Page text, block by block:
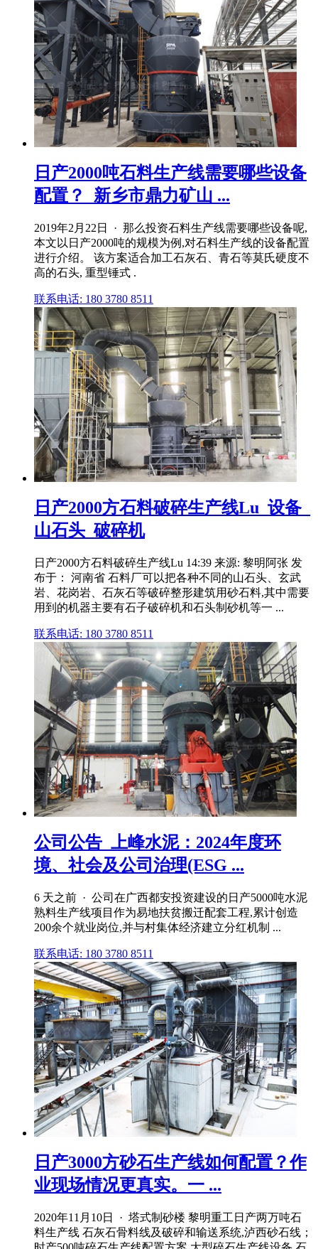
日产2000吨石料生产线需要哪些设备
配置？_新乡市鼎力矿山 ...
2019年2月22日 · 那么投资石料生产线需要哪些设备呢,
本文以日产2000吨的规模为例,对石料生产线的设备配置
进行介绍。 该方案适合加工石灰石、青石等莫氏硬度不
高的石头, 重型锤式 .
联系电话: 180 3780 8511
日产2000方石料破碎生产线Lu_设备_
山石头_破碎机
日产2000方石料破碎生产线Lu 14:39 来源: 黎明阿张 发
布于： 河南省 石料厂可以把各种不同的山石头、玄武
岩、花岗岩、石灰石等破碎整形建筑用砂石料,其中需要
用到的机器主要有石子破碎机和石头制砂机等一 ...
联系电话: 180 3780 8511
公司公告_上峰水泥：2024年度环
境、社会及公司治理(ESG ...
6 天之前 · 公司在广西都安投资建设的日产5000吨水泥
熟料生产线项目作为易地扶贫搬迁配套工程,累计创造
200余个就业岗位,并与村集体经济建立分红机制 ...
联系电话: 180 3780 8511
日产3000方砂石生产线如何配置？作
业现场情况更真实。一 ...
2020年11月10日 · 塔式制砂楼 黎明重工日产两万吨石
料生产线 石灰石骨料线及破碎和输送系统,泸西砂石线；